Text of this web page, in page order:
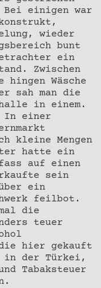
Bei einigen war
wieder
bunt
ein
Zwischen
Wäsche
sah man die
in einem.
In einer
kleine Mengen
hatte ein
auf einen
sein
ein
feilbot.
die
teuer
die hier gekauft
in der Türkei,
Tabaksteuer